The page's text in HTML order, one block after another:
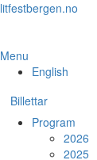
Skip
content
litfestbergen.no
Menu
English
Billettar
Program
2026
2025